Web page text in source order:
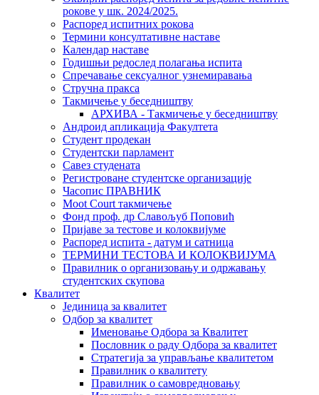
рокове у шк. 2024/2025.
Распоред испитних рокова
Термини консултативне наставе
Календар наставе
Годишњи редослед полагања испита
Спречавање сексуалног узнемиравања
Стручна пракса
Такмичење у беседништву
АРХИВА - Такмичење у беседништву
Андроид апликација Факултета
Студент продекан
Студентски парламент
Савез студената
Регистроване студентске организације
Часопис ПРАВНИК
Moot Court такмичење
Фонд проф. др Славољуб Поповић
Пријаве за тестове и колоквијуме
Распоред испита - датум и сатница
ТЕРМИНИ ТЕСТОВА И КОЛОКВИЈУМА
Правилник о организовању и одржавању
студентских скупова
Квалитет
Јединица за квалитет
Одбор за квалитет
Именовање Одбора за Квалитет
Пословник о раду Одбора за квалитет
Стратегија за управљање квалитетом
Правилник о квалитету
Правилник о самовредновању